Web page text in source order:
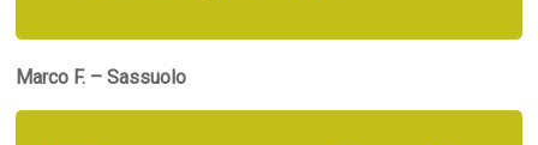
Marco F. – Sassuolo